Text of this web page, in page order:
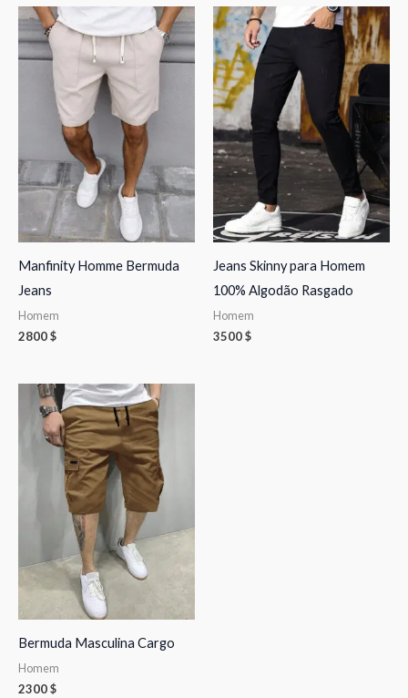
Manfinity Homme Bermuda
Jeans
Homem
2800$
Jeans Skinny para Homem
100% Algodão Rasgado
Homem
3500$
Bermuda Masculina Cargo
Homem
2300$